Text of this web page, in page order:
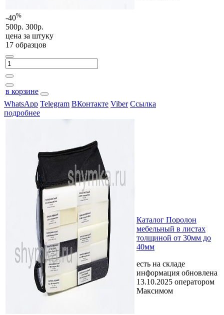
-40%
500р. 300р.
цена за штуку
17 образцов
в корзине
WhatsApp Telegram ВКонтакте Viber Ссылка
подробнее
Каталог Поролон
мебельный в листах
толщиной от 30мм до
40мм
есть на складе
информация обновлена
13.10.2025 оператором
Максимом